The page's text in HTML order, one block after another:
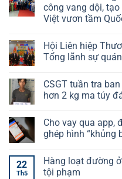
công vang dội,
Việt vươn tầm
Hội Liên hiệp
Tổng lãnh sự
CSGT tuần tra
hơn 2 kg ma túy
Cho vay qua app,
ghép hình “khủng
22
Th5
Hàng loạt đường
tội phạm